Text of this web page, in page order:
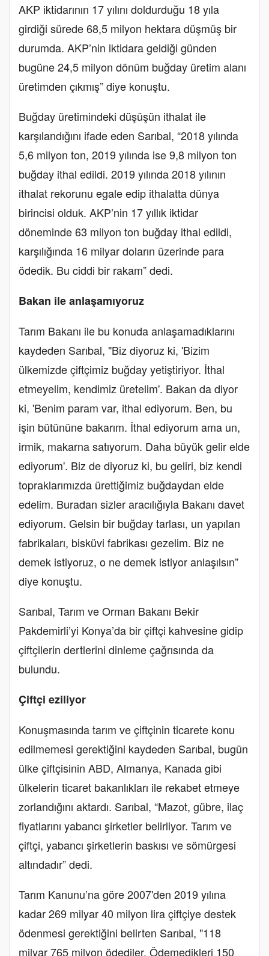
AKP iktidarının 17 yılını doldurduğu 18 yıla
girdiği sürede 68,5 milyon hektara düşmüş bir
durumda. AKP’nin iktidara geldiği günden
bugüne 24,5 milyon dönüm buğday üretim alanı
üretimden çıkmış” diye konuştu.
Buğday üretimindeki düşüşün ithalat ile
karşılandığını ifade eden Sarıbal, “2018 yılında
5,6 milyon ton, 2019 yılında ise 9,8 milyon ton
buğday ithal edildi. 2019 yılında 2018 yılının
ithalat rekorunu egale edip ithalatta dünya
birincisi olduk. AKP’nin 17 yıllık iktidar
döneminde 63 milyon ton buğday ithal edildi,
karşılığında 16 milyar doların üzerinde para
ödedik. Bu ciddi bir rakam” dedi.
Bakan ile anlaşamıyoruz
Tarım Bakanı ile bu konuda anlaşamadıklarını
kaydeden Sarıbal, "Biz diyoruz ki, 'Bizim
ülkemizde çiftçimiz buğday yetiştiriyor. İthal
etmeyelim, kendimiz üretelim'. Bakan da diyor
ki, 'Benim param var, ithal ediyorum. Ben, bu
işin bütününe bakarım. İthal ediyorum ama un,
irmik, makarna satıyorum. Daha büyük gelir elde
ediyorum'. Biz de diyoruz ki, bu geliri, biz kendi
topraklarımızda ürettiğimiz buğdaydan elde
edelim. Buradan sizler aracılığıyla Bakanı davet
ediyorum. Gelsin bir buğday tarlası, un yapılan
fabrikaları, bisküvi fabrikası gezelim. Biz ne
demek istiyoruz, o ne demek istiyor anlaşılsın”
diye konuştu.
Sarıbal, Tarım ve Orman Bakanı Bekir
Pakdemirli’yi Konya’da bir çiftçi kahvesine gidip
çiftçilerin dertlerini dinleme çağrısında da
bulundu.
Çiftçi eziliyor
Konuşmasında tarım ve çiftçinin ticarete konu
edilmemesi gerektiğini kaydeden Sarıbal, bugün
ülke çiftçisinin ABD, Almanya, Kanada gibi
ülkelerin ticaret bakanlıkları ile rekabet etmeye
zorlandığını aktardı. Sarıbal, “Mazot, gübre, ilaç
fiyatlarını yabancı şirketler belirliyor. Tarım ve
çiftçi, yabancı şirketlerin baskısı ve sömürgesi
altındadır” dedi.
Tarım Kanunu’na göre 2007'den 2019 yılına
kadar 269 milyar 40 milyon lira çiftçiye destek
ödenmesi gerektiğini belirten Sarıbal, "118
milyar 765 milyon ödediler. Ödemedikleri 150